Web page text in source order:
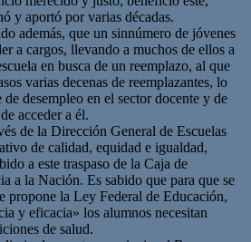
y aportó por varias décadas.
además, que un sinnúmero de jóvenes
a cargos, llevando a muchos de ellos a
en busca de un reemplazo, al que
varias decenas de reemplazantes, lo
desempleo en el sector docente y de
acceder a él.
de la Dirección General de Escuelas
de calidad, equidad e igualdad,
a este traspaso de la Caja de
a la Nación. Es sabido que para que se
propone la Ley Federal de Educación,
y eficacia» los alumnos necesitan
de salud.